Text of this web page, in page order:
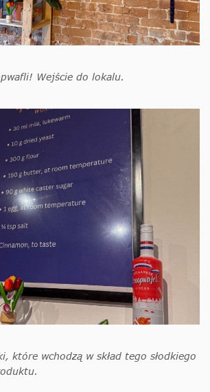
Wejście do lokalu.
które wchodzą w skład tego słodkiego